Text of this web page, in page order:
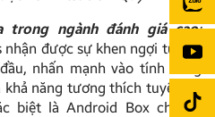
trong ngành đánh giá cao:
nhận được sự khen ngợi từ các
nhấn mạnh vào tính năng
năng tương thích tuyệt vời
biệt là Android Box cho xe